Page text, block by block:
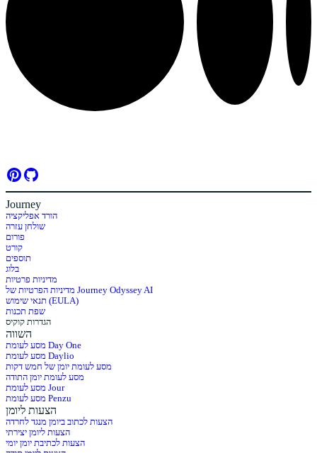
Journey
הורד אפליקציה
שולחן עזרה
פורום
קורט
תוספים
בלוג
מדיניות פרטיות
מדיניות הפרטיות של Journey Odyssey AI
תנאי שימוש (EULA)
שפת תכנות
הגדרות קוקיס
השווה
מסע לעומת Day One
מסע לעומת Daylio
מסע לעומת יומן של חמש דקות
מסע לעומת יומן התודה
מסע לעומת Jour
מסע לעומת Penzu
הצעות ליומן
הצעות לכתוב ביומן מנגד לחרדה
הצעות ליומן יצירתי
הצעות לכתיבת יומן יומי